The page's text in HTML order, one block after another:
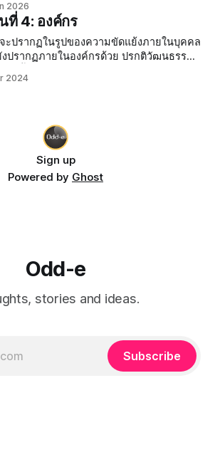
ลาวิ่งตามแครอท ขณะที่มืออี
2026
ที่ 4: องค์กร
ะปรากฏในรูปของความขัดแย้งภายในบุคคล
ภายในองค์กรด้วย ปรกติวัฒนธรรม
ะเบียบวินัยและความเรียบร้อย ความ
2024
Sign up
Powered by Ghost
Odd-e
stories and ideas.
Subscribe